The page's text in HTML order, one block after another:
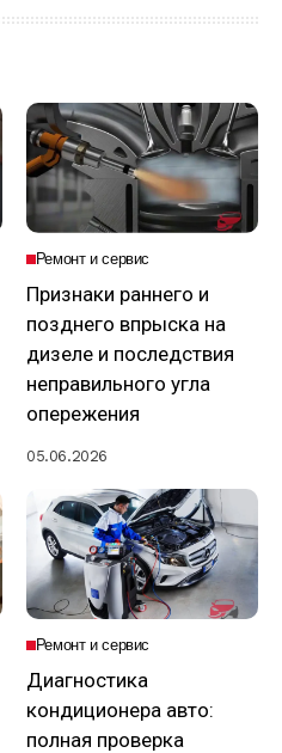
Ремонт и сервис
Признаки раннего и
позднего впрыска на
дизеле и последствия
неправильного угла
опережения
05.06.2026
Ремонт и сервис
Диагностика
кондиционера авто:
полная проверка